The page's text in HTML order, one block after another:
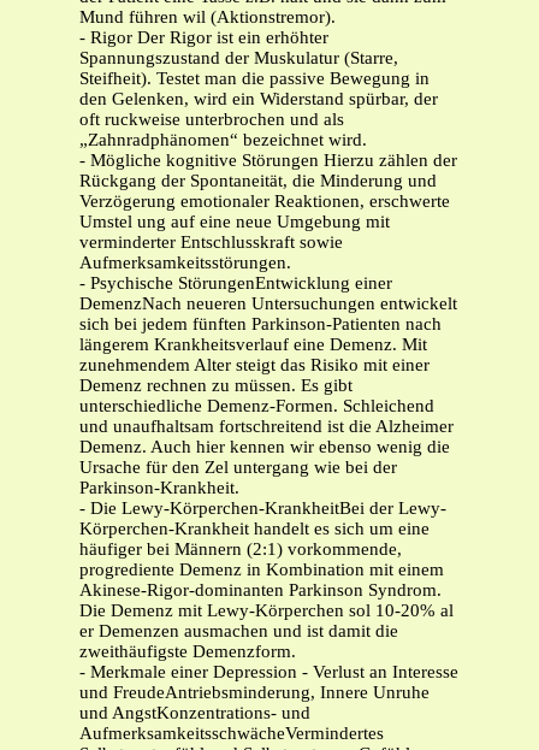
Mund führen wil (Aktionstremor).
- Rigor Der Rigor ist ein erhöhter
Spannungszustand der Muskulatur (Starre,
Steifheit). Testet man die passive Bewegung in
den Gelenken, wird ein Widerstand spürbar, der
oft ruckweise unterbrochen und als
„Zahnradphänomen“ bezeichnet wird.
- Mögliche kognitive Störungen Hierzu zählen der
Rückgang der Spontaneität, die Minderung und
Verzögerung emotionaler Reaktionen, erschwerte
Umstel ung auf eine neue Umgebung mit
verminderter Entschlusskraft sowie
Aufmerksamkeitsstörungen.
- Psychische StörungenEntwicklung einer
DemenzNach neueren Untersuchungen entwickelt
sich bei jedem fünften Parkinson-Patienten nach
längerem Krankheitsverlauf eine Demenz. Mit
zunehmendem Alter steigt das Risiko mit einer
Demenz rechnen zu müssen. Es gibt
unterschiedliche Demenz-Formen. Schleichend
und unaufhaltsam fortschreitend ist die Alzheimer
Demenz. Auch hier kennen wir ebenso wenig die
Ursache für den Zel untergang wie bei der
Parkinson-Krankheit.
- Die Lewy-Körperchen-KrankheitBei der Lewy-
Körperchen-Krankheit handelt es sich um eine
häufiger bei Männern (2:1) vorkommende,
progrediente Demenz in Kombination mit einem
Akinese-Rigor-dominanten Parkinson Syndrom.
Die Demenz mit Lewy-Körperchen sol 10-20% al
er Demenzen ausmachen und ist damit die
zweithäufigste Demenzform.
- Merkmale einer Depression - Verlust an Interesse
und FreudeAntriebsminderung, Innere Unruhe
und AngstKonzentrations- und
AufmerksamkeitsschwächeVermindertes